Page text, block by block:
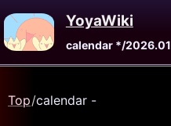
YoyaWiki
calendar */2026.01
Top/calendar -